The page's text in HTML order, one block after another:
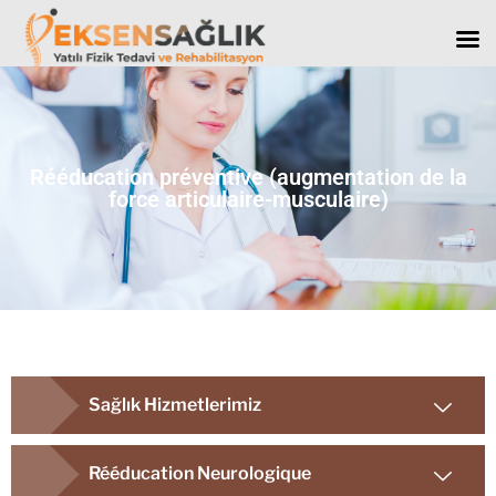
Rééducation préventive (augmentation de la
force articulaire-musculaire)
Sağlık Hizmetlerimiz
Rééducation Neurologique